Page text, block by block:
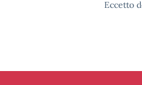
Eccetto